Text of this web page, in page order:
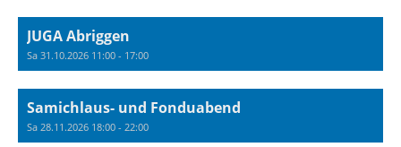
JUGA Abriggen
Sa 31.10.2026 11:00 - 17:00
Samichlaus- und Fonduabend
Sa 28.11.2026 18:00 - 22:00